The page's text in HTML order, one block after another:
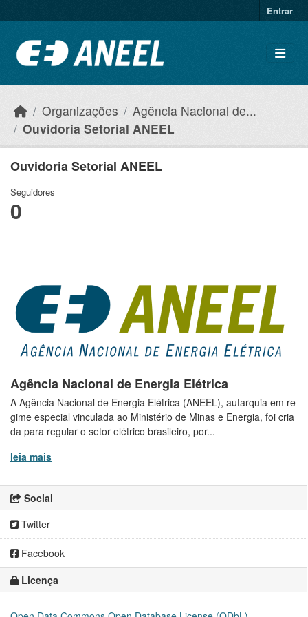
Entrar
Organizações
Agência Nacional de...
Ouvidoria Setorial ANEEL
Ouvidoria Setorial ANEEL
Seguidores
0
Agência Nacional de Energia Elétrica
A Agência Nacional de Energia Elétrica (ANEEL), autarquia em re
gime especial vinculada ao Ministério de Minas e Energia, foi cria
da para regular o setor elétrico brasileiro, por...
leia mais
Social
Twitter
Facebook
Licença